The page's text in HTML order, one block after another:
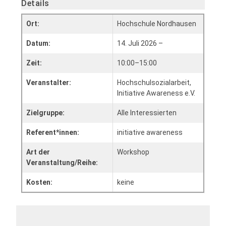
Details
Ort: Hochschule Nordhausen
Datum: 14. Juli 2026 –
Zeit: 10:00–15:00
Veranstalter:
Hochschulsozialarbeit,
Initiative Awareness e.V.
Zielgruppe: Alle Interessierten
Referent*innen: initiative awareness
Art der
Veranstaltung/Reihe:
Workshop
Kosten: keine